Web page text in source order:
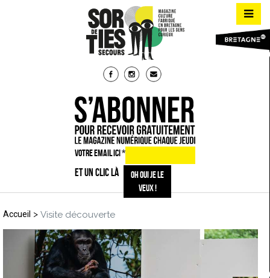
VOTRE EMAIL ICI*
ET UN CLIC LÀ
Accueil > Visite découverte